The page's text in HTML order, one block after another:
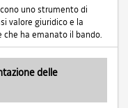
uno strumento di
valore giuridico e la
ha emanato il bando.
delle